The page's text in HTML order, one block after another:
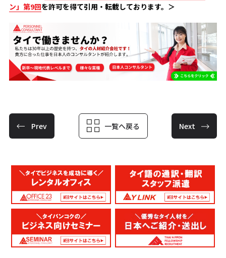
ン」第9回を許可を得て引用・転載しております。＞
Prev 一覧へ戻る Next